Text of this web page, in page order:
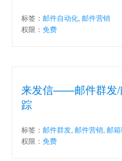
标签： 邮件自动化, 邮件营销
权限： 免费
来发信——邮件群发/
踪
标签： 邮件群发, 邮件营销, 邮
权限： 免费